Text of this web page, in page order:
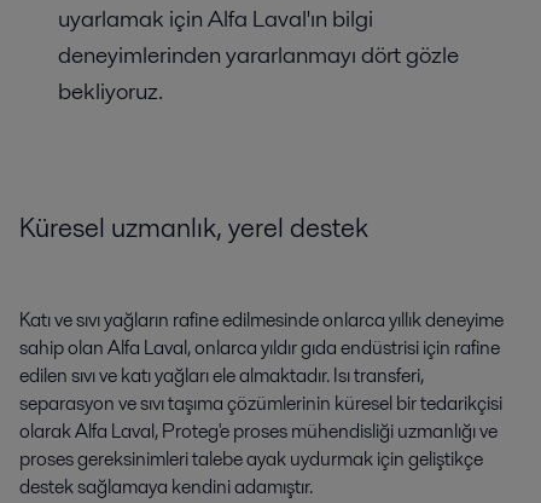
uyarlamak için Alfa Laval'ın bilgi
deneyimlerinden yararlanmayı dört gözle
bekliyoruz.
Küresel uzmanlık, yerel destek
Katı ve sıvı yağların rafine edilmesinde onlarca yıllık deneyime
sahip olan Alfa Laval, onlarca yıldır gıda endüstrisi için rafine
edilen sıvı ve katı yağları ele almaktadır. Isı transferi,
separasyon ve sıvı taşıma çözümlerinin küresel bir tedarikçisi
olarak Alfa Laval, Proteg'e proses mühendisliği uzmanlığı ve
proses gereksinimleri talebe ayak uydurmak için geliştikçe
destek sağlamaya kendini adamıştır.